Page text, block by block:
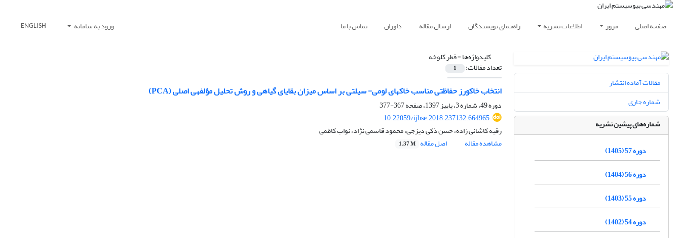
صفحه اصلی مرور اطلاعات نشریه راهنمای نویسندگان ارسال مقاله داوران تماس با ما ورود به سامانه ENGLISH
کلیدواژه‌ها =قطر کلوخه
تعداد مقالات: 1
انتخاب خاک‏ورز حفاظتی مناسب خاک‏های لومی- سیلتی بر اساس میزان بقایای گیاهی و روش تحلیل مؤلفه‏ی اصلی (PCA)
دوره 49، شماره 3، پاییز 1397، صفحه
367-377
10.22059/ijbse.2018.237132.664965
رقیه کاشانی زاده، حسن ذکی دیزجی، محمود قاسمی نژاد، نواب کاظمی
مشاهده مقاله
اصل مقاله 1.37 M
مقالات آماده انتشار
شماره جاری
شماره‌های پیشین نشریه
دوره 57 (1405)
دوره 56 (1404)
دوره 55 (1403)
دوره 54 (1402)